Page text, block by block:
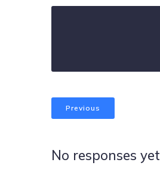
Previous
No responses yet